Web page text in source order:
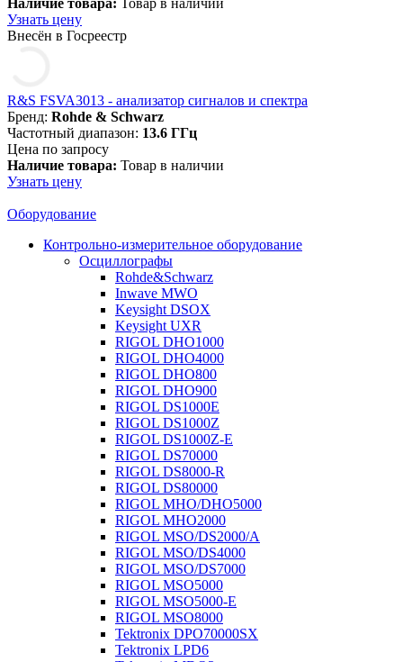
Наличие товара: Товар в наличии
Узнать цену
Внесён в Госреестр
R&S FSVA3013 - анализатор сигналов и спектра
Бренд: Rohde & Schwarz
Частотный диапазон: 13.6 ГГц
Цена по запросу
Наличие товара: Товар в наличии
Узнать цену
Оборудование
Контрольно-измерительное оборудование
Осциллографы
Rohde&Schwarz
Inwave MWO
Keysight DSOX
Keysight UXR
RIGOL DHO1000
RIGOL DHO4000
RIGOL DHO800
RIGOL DHO900
RIGOL DS1000E
RIGOL DS1000Z
RIGOL DS1000Z-E
RIGOL DS70000
RIGOL DS8000-R
RIGOL DS80000
RIGOL MHO/DHO5000
RIGOL MHO2000
RIGOL MSO/DS2000/A
RIGOL MSO/DS4000
RIGOL MSO/DS7000
RIGOL MSO5000
RIGOL MSO5000-E
RIGOL MSO8000
Tektronix DPO70000SX
Tektronix LPD6